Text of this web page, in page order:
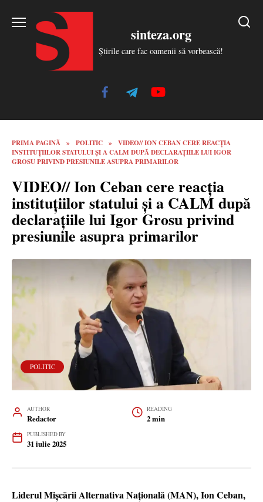
sinteza.org
Știrile care fac oamenii să vorbească!
PRIMA PAGINĂ » POLITIC »
VIDEO// ION CEBAN CERE REACȚIA
INSTITUȚIILOR STATULUI ȘI A CALM DUPĂ DECLARAȚIILE LUI IGOR
GROSU PRIVIND PRESIUNILE ASUPRA PRIMARILOR
VIDEO// Ion Ceban cere reacția
instituțiilor statului și a CALM după
declarațiile lui Igor Grosu privind
presiunile asupra primarilor
POLITIC
AUTHOR
Redactor
READING
2 min
PUBLISHED BY
31 iulie 2025
Liderul Mișcării Alternativa Națională (MAN), Ion Ceban,